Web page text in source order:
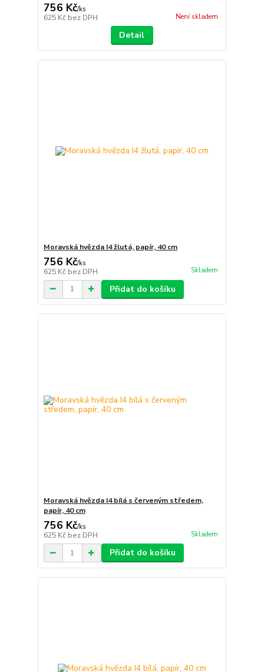
756 Kč/ks
625 Kč bez DPH Není skladem
Detail
Moravská hvězda I4 žlutá, papír, 40 cm
756 Kč/ks
625 Kč bez DPH Skladem
Přidat do košíku
Moravská hvězda I4 bílá s červeným středem,
papír, 40 cm
756 Kč/ks
625 Kč bez DPH Skladem
Přidat do košíku